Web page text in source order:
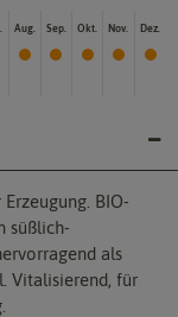
Aug. Sep. Okt. Nov. Dez.
BIO-
süßlich-
als
Vitalisierend, für